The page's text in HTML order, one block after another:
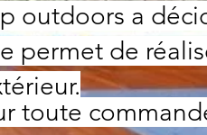
outdoors a
permet de
toute